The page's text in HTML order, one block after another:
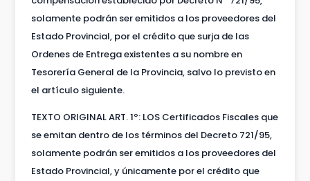
solamente podrán ser emitidos a los proveedores del
Estado Provincial, por el crédito que surja de las
Ordenes de Entrega existentes a su nombre en
Tesorería General de la Provincia, salvo lo previsto en
el artículo siguiente.
TEXTO ORIGINAL ART. 1º: LOS Certificados Fiscales que
se emitan dentro de los términos del Decreto 721/95,
solamente podrán ser emitidos a los proveedores del
Estado Provincial, y únicamente por el crédito que